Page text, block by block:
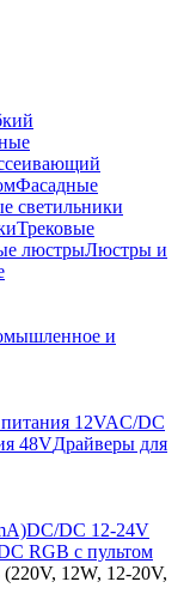
Фасадные
светильники
Трековые
люстрыЛюстры и
и
12VAC/DC
48VДрайверы для
DC/DC 12-24V
RGB с пультом
12W, 12-20V,